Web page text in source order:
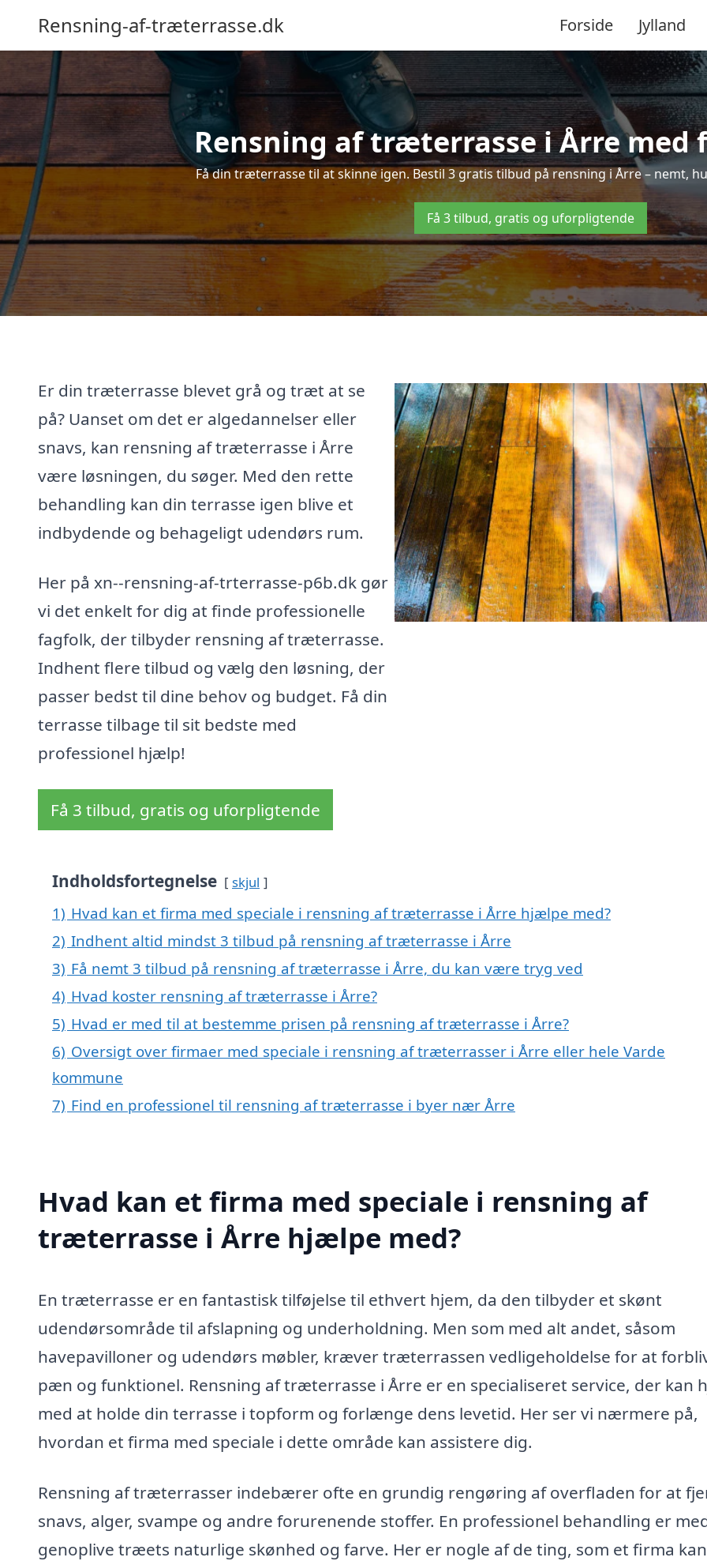
Rensning-af-træterrasse.dk Forside Jylland
Rensning af træterrasse i Årre
Få din træterrasse til at skinne igen. Bestil 3 gratis tilbud på rensning i Årre – nemt,
Få 3 tilbud, gratis og uforpligtende
Er din træterrasse blevet grå og træt at se
på? Uanset om det er algedannelser eller
snavs, kan rensning af træterrasse i Årre
være løsningen, du søger. Med den rette
behandling kan din terrasse igen blive et
indbydende og behageligt udendørs rum.
Her på xn--rensning-af-trterrasse-p6b.dk gør
vi det enkelt for dig at finde professionelle
fagfolk, der tilbyder rensning af træterrasse.
Indhent flere tilbud og vælg den løsning, der
passer bedst til dine behov og budget. Få din
terrasse tilbage til sit bedste med
professionel hjælp!
Få 3 tilbud, gratis og uforpligtende
Indholdsfortegnelse skjul
1) Hvad kan et firma med speciale i rensning af træterrasse i Årre hjælpe med?
2) Indhent altid mindst 3 tilbud på rensning af træterrasse i Årre
3) Få nemt 3 tilbud på rensning af træterrasse i Årre, du kan være tryg ved
4) Hvad koster rensning af træterrasse i Årre?
5) Hvad er med til at bestemme prisen på rensning af træterrasse i Årre?
6) Oversigt over firmaer med speciale i rensning af træterrasser i Årre eller hele Varde
kommune
7) Find en professionel til rensning af træterrasse i byer nær Årre
Hvad kan et firma med speciale i rensning af
træterrasse i Årre hjælpe med?
En træterrasse er en fantastisk tilføjelse til ethvert hjem, da den tilbyder et skønt
udendørsområde til afslapning og underholdning. Men som med alt andet, såsom
havepavilloner og udendørs møbler, kræver træterrassen vedligeholdelse for at
pæn og funktionel. Rensning af træterrasse i Årre er en specialiseret service, der kan
med at holde din terrasse i topform og forlænge dens levetid. Her ser vi nærmere på,
hvordan et firma med speciale i dette område kan assistere dig.
Rensning af træterrasser indebærer ofte en grundig rengøring af overfladen for at
snavs, alger, svampe og andre forurenende stoffer. En professionel behandling er
genoplive træets naturlige skønhed og farve. Her er nogle af de ting, som et firma kan